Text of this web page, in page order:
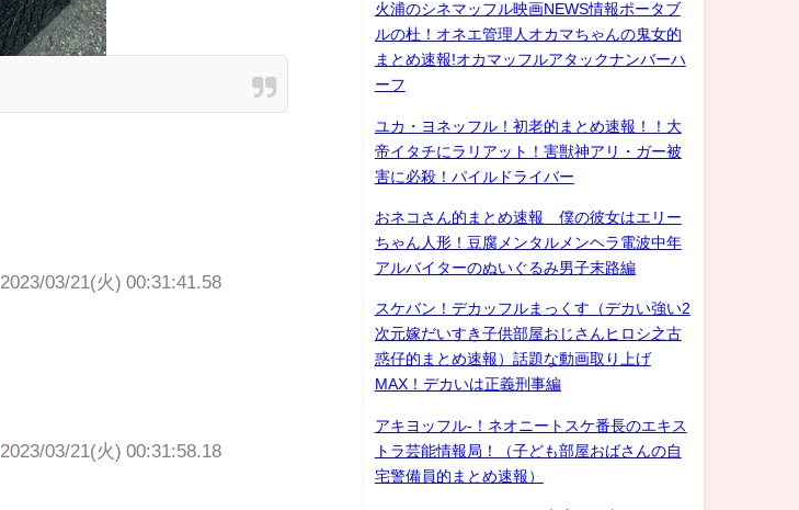
2023/03/21(火) 00:31:41.58
2023/03/21(火) 00:31:58.18
火浦のシネマッフル映画NEWS情報ポータブ
ルの杜！オネエ管理人オカマちゃんの鬼女的
まとめ速報!オカマッフルアタックナンバーハ
ーフ
ユカ・ヨネッフル！初老的まとめ速報！！大
帝イタチにラリアット！害獣神アリ・ガー被
害に必殺！パイルドライバー
おネコさん的まとめ速報 僕の彼女はエリー
ちゃん人形！豆腐メンタルメンヘラ電波中年
アルバイターのぬいぐるみ男子末路編
スケバン！デカッフルまっくす（デカい強い2
次元嫁だいすき子供部屋おじさんヒロシ之古
惑仔的まとめ速報）話題な動画取り上げ
MAX！デカいは正義刑事編
アキヨッフル-！ネオニートスケ番長のエキス
トラ芸能情報局！（子ども部屋おばさんの自
宅警備員的まとめ速報）